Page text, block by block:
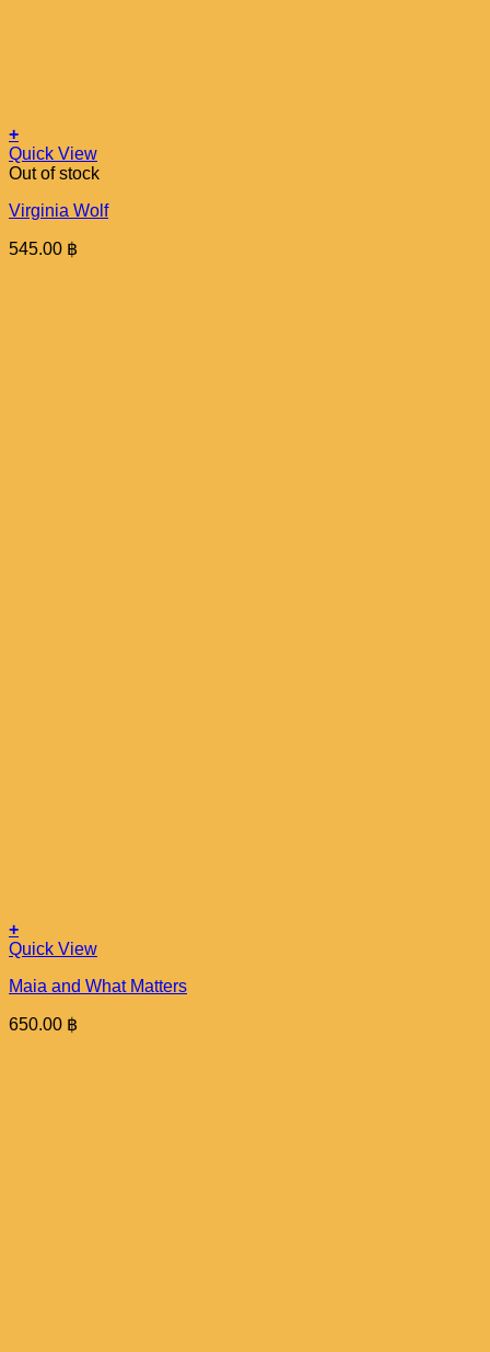
+
Quick View
Out of stock
Virginia Wolf
545.00 ฿
+
Quick View
Maia and What Matters
650.00 ฿